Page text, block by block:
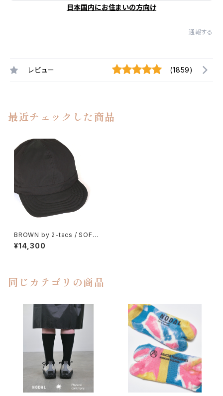
日本国内にお住まいの方向け
通報する
レビュー (1859)
最近チェックした商品
BROWN by 2-tacs / SOFT
CAP
¥14,300
同じカテゴリの商品